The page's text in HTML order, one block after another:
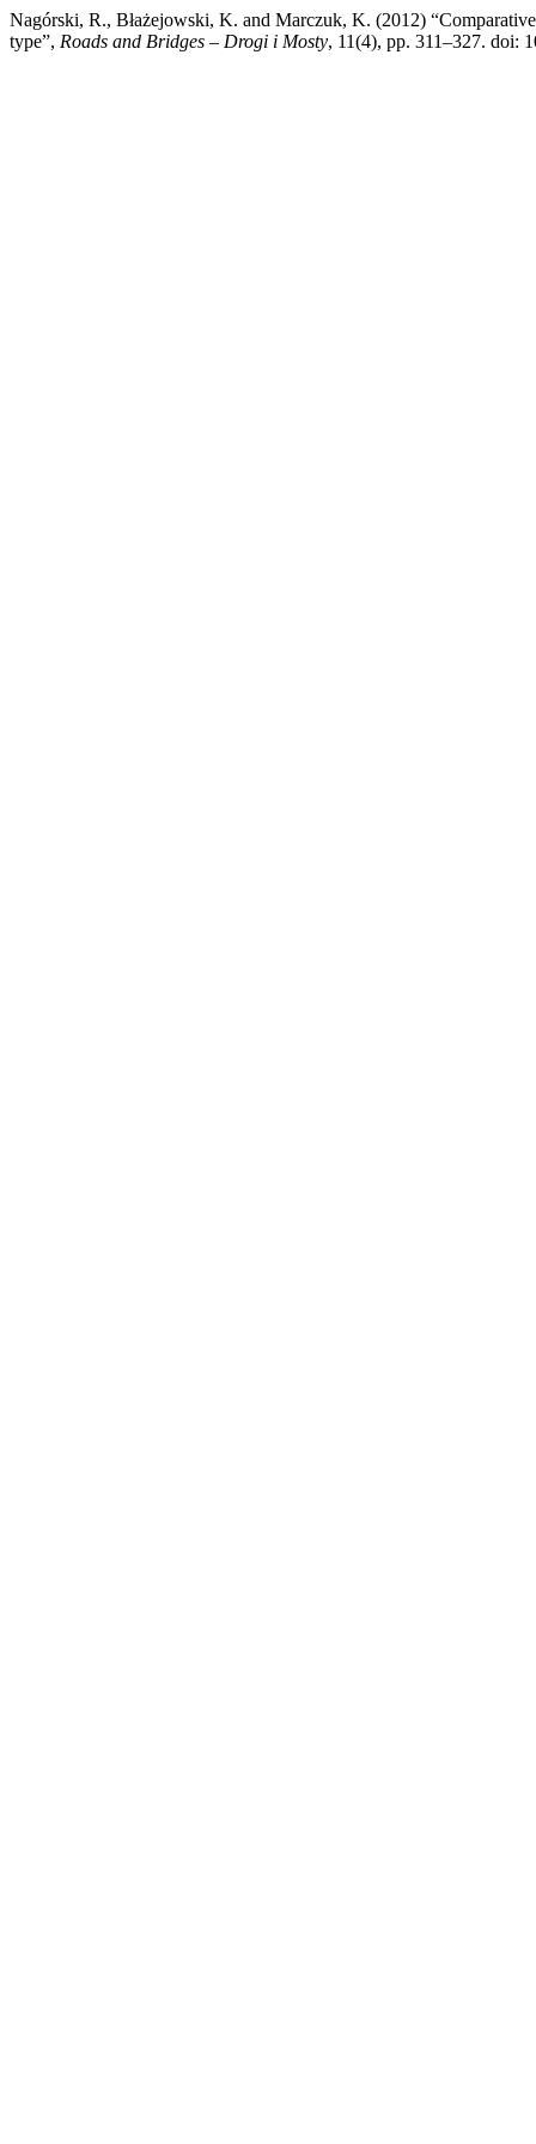
Nagórski, R., Błażejowski, K. and Marczuk, K. (2012)
type”, Roads and Bridges – Drogi i Mosty, 11(4), pp. 311–327. doi: